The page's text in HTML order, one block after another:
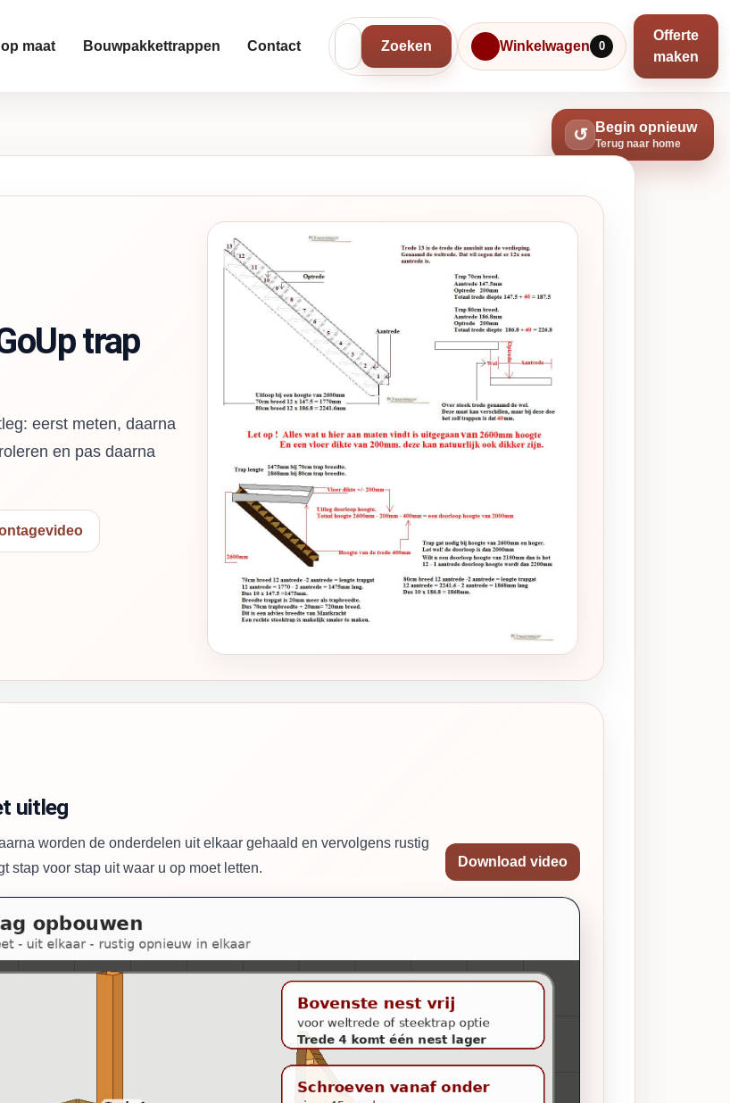
Winkelwagen 0
Offerte
maken
maat Bouwpakkettrappen Contact Zoeken
↺ Begin opnieuw
Terug naar home
trap
eerst meten, daarna
en pas daarna
uitleg
worden de onderdelen uit elkaar gehaald en vervolgens rustig
stap voor stap uit waar u op moet letten.
Download video